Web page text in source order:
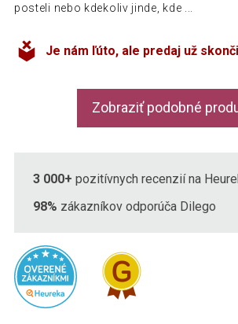
posteli nebo kdekoliv jinde, kde ...
Je nám ľúto, ale predaj už skončil
Zobraziť podobné
3 000+ pozitívnych recenzií na
98% zákazníkov odporúča Dilego